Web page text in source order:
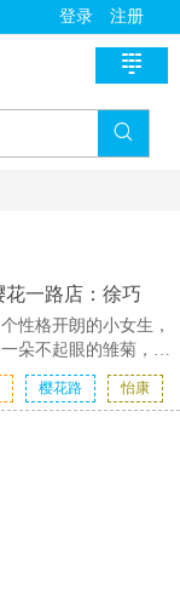
登录 注册


首页
新医讯
诊疗指南
医疗技术
名医风采
药房明星
医学教育
资料学习
慢病管理
一路店：徐巧
性格开朗的小女生，
朵不起眼的雏菊，不
,都依然潇洒的绽放自
彩！徐巧样貌清新秀
樱花路 怡康